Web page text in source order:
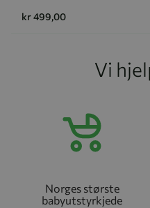
kr 499,00
Vi
Norges største
babyutstyrkjede